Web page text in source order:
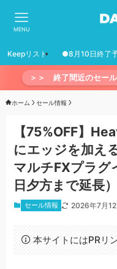
MENU
Keepリスト ●8月10日終了
＞＞ 終了間近のセー
ホーム セール情報
【75%OFF】
にエッジを加え
マルチFXプラグ
日夕方まで延長）
セール情報 2026年7月12
本サイトにはPRリ